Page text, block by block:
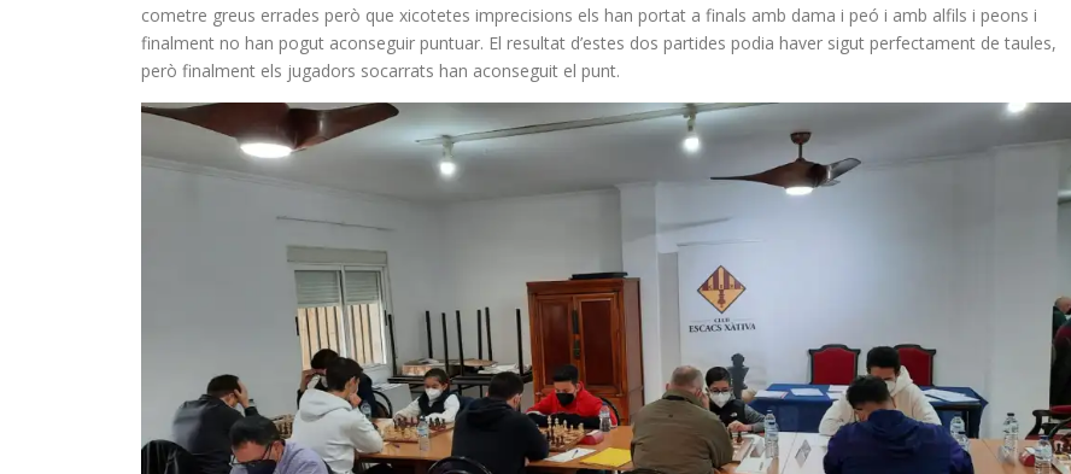
cometre greus errades però que xicotetes imprecisions els han portat a finals amb dama i peó i amb alfils i peons i
finalment no han pogut aconseguir puntuar. El resultat d’estes dos partides podia haver sigut perfectament de taules,
però finalment els jugadors socarrats han aconseguit el punt.